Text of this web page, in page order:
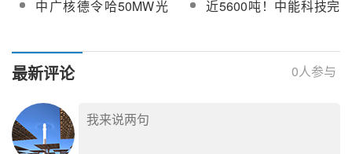
潮
车道
系列产品亮相2023中国
项目系统调试工作全面
中广核德令哈50MW光
近5600吨！中能科技完
最新评论 0人参与